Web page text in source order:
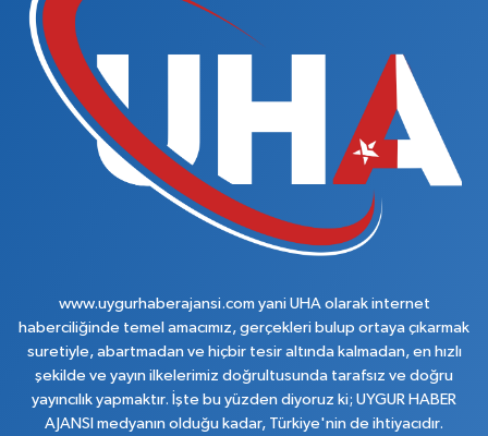
www.uygurhaberajansi.com yani UHA olarak internet
haberciliğinde temel amacımız, gerçekleri bulup ortaya çıkarmak
suretiyle, abartmadan ve hiçbir tesir altında kalmadan, en hızlı
şekilde ve yayın ilkelerimiz doğrultusunda tarafsız ve doğru
yayıncılık yapmaktır. İşte bu yüzden diyoruz ki; UYGUR HABER
AJANSI medyanın olduğu kadar, Türkiye'nin de ihtiyacıdır.